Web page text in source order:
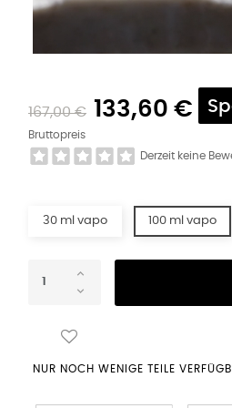
167,00 € 133,60 €
Bruttopreis
Derzeit keine
30 ml vapo 100 ml vapo
NUR NOCH WENIGE TEILE